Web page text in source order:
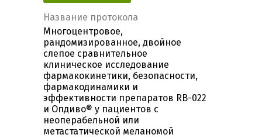
Название протокола
Многоцентровое,
рандомизированное, двойное
слепое сравнительное
клиническое исследование
фармакокинетики, безопасности,
фармакодинамики и
эффективности препаратов RB-022
и Опдиво® у пациентов с
неоперабельной или
метастатической меланомой